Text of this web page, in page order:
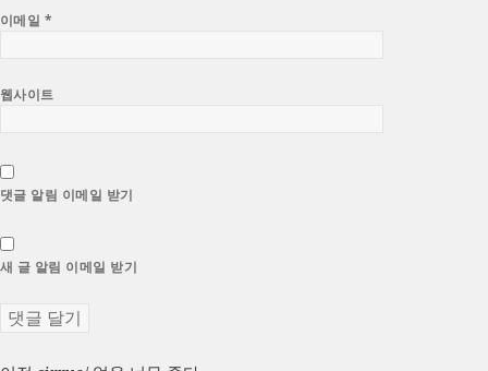
이메일 *
웹사이트
댓글 알림 이메일 받기
새 글 알림 이메일 받기